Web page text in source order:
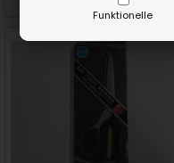
Funktionelle